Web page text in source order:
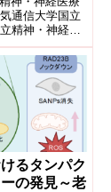
通信大学国立
精神・神経医
神経研究
研究部の関...
るタンパク
の発見～老